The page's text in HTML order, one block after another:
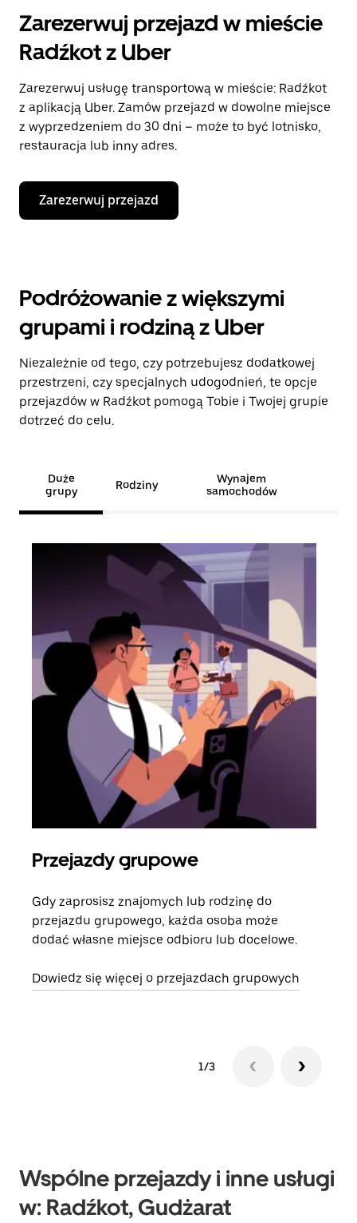
Zarezerwuj przejazd w mieście
Radźkot z Uber
Zarezerwuj usługę transportową w mieście: Radźkot
z aplikacją Uber. Zamów przejazd w dowolne miejsce
z wyprzedzeniem do 30 dni – może to być lotnisko,
restauracja lub inny adres.
Zarezerwuj przejazd
Podróżowanie z większymi
grupami i rodziną z Uber
Niezależnie od tego, czy potrzebujesz dodatkowej
przestrzeni, czy specjalnych udogodnień, te opcje
przejazdów w Radźkot pomogą Tobie i Twojej grupie
dotrzeć do celu.
Duże
grupy
Rodziny
Wynajem
samochodów
Przejazdy grupowe
Gdy zaprosisz znajomych lub rodzinę do
przejazdu grupowego, każda osoba może
dodać własne miejsce odbioru lub docelowe.
Dowiedz się więcej o przejazdach grupowych
1/3
Wspólne przejazdy i inne usługi
w: Radźkot, Gudżarat